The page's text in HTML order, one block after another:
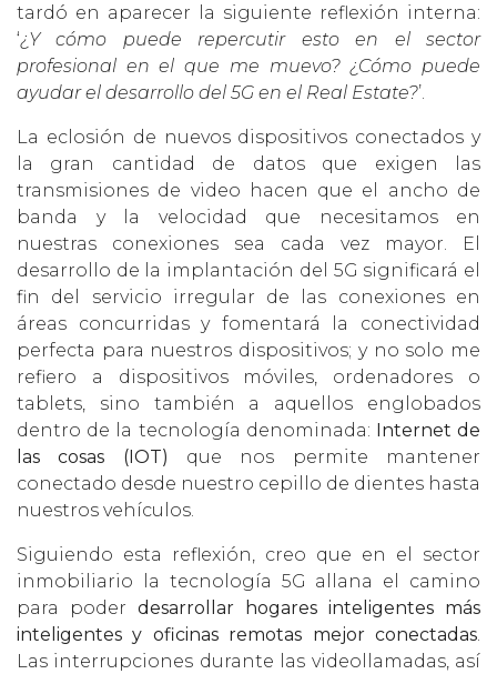
tardó en aparecer la siguiente reflexión interna:
‘¿Y cómo puede repercutir esto en el sector
profesional en el que me muevo? ¿Cómo puede
ayudar el desarrollo del 5G en el Real Estate?’.
La eclosión de nuevos dispositivos conectados y
la gran cantidad de datos que exigen las
transmisiones de video hacen que el ancho de
banda y la velocidad que necesitamos en
nuestras conexiones sea cada vez mayor. El
desarrollo de la implantación del 5G significará el
fin del servicio irregular de las conexiones en
áreas concurridas y fomentará la conectividad
perfecta para nuestros dispositivos; y no solo me
refiero a dispositivos móviles, ordenadores o
tablets, sino también a aquellos englobados
dentro de la tecnología denominada: Internet de
las cosas (IOT) que nos permite mantener
conectado desde nuestro cepillo de dientes hasta
nuestros vehículos.
Siguiendo esta reflexión, creo que en el sector
inmobiliario la tecnología 5G allana el camino
para poder desarrollar hogares inteligentes más
inteligentes y oficinas remotas mejor conectadas
Las interrupciones durante las videollamadas, así